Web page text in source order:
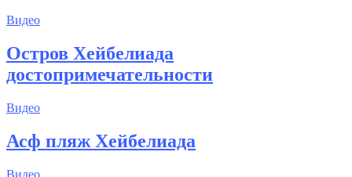
Видео
Остров Хейбелиада
достопримечательности
Видео
Асф пляж Хейбелиада
Видео